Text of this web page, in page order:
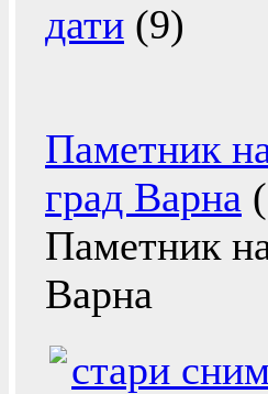
дати (9)
Паметник
град Варна
Паметник
Варна
стари